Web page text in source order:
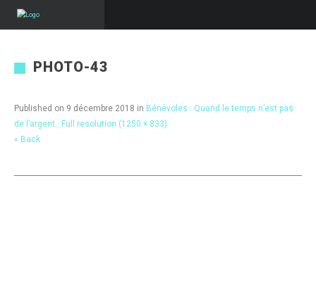
PHOTO-43
Published on 9 décembre 2018 in Bénévoles : Quand le temps n’est pas
de l’argent… Full resolution (1250 × 833)
« Back